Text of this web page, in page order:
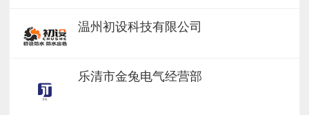
温州初设科技有限公司
乐清市金兔电气经营部